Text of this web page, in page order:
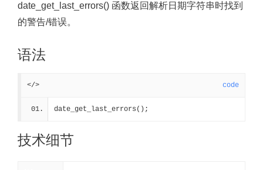
date_get_last_errors() 函数返回解析日期字符串时找到
的警告/错误。
语法
</> code
date_get_last_errors();
技术细节